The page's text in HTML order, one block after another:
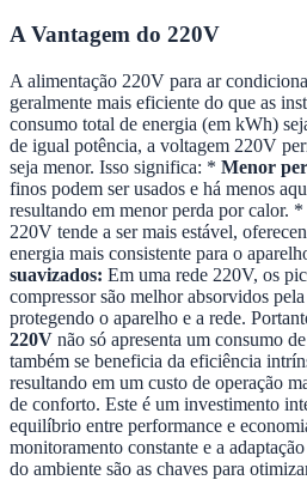
A Vantagem do 220V
A alimentação 220V para ar
geralmente mais eficiente do que as
consumo total de energia (em kWh)
de igual potência, a voltagem 220V
seja menor. Isso significa: * Menor
finos podem ser usados e há menos
resultando em menor perda por calor. *
220V tende a ser mais estável,
energia mais consistente para o
suavizados: Em uma rede 220V, os
compressor são melhor absorvidos
protegendo o aparelho e a rede.
220V não só apresenta um consumo
também se beneficia da eficiência
resultando em um custo de operação
de conforto. Este é um investimento
equilíbrio entre performance e
monitoramento constante e a
do ambiente são as chaves para